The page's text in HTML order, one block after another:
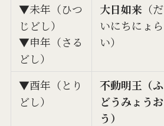
▼未年（ひつ
じどし）
▼申年（さる
どし）
大日如来 （だ
いにちにょら
い）
▼酉年（とり
どし）
不動明王（ふ
どうみょうお
う）